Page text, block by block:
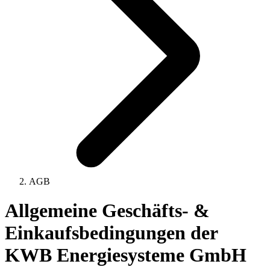
AGB
Allgemeine Geschäfts- &
Einkaufsbedingungen der
KWB Energiesysteme GmbH